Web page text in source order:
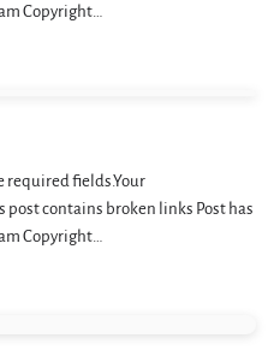
Copyright…
required fields.Your
contains broken links Post has
Copyright…